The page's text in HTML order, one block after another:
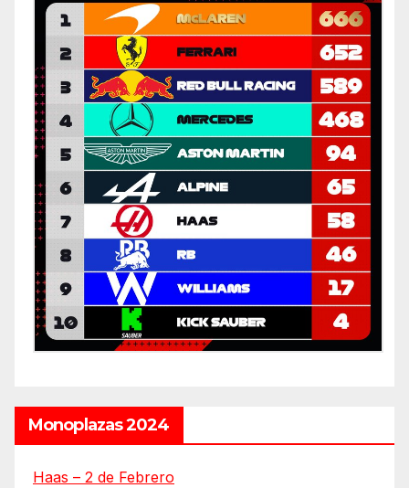
Monoplazas 2024
Haas – 2 de Febrero